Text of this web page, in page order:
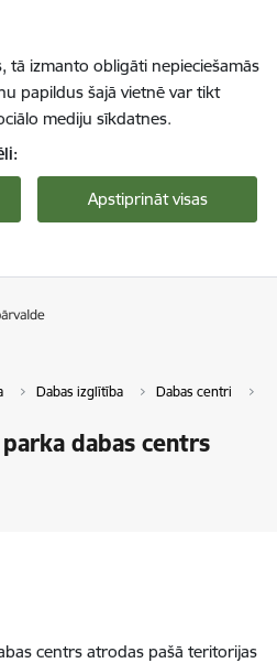
tā izmanto obligāti nepieciešamās
papildus šajā vietnē var tikt
mediju sīkdatnes.
Apstiprināt visas
Dabas izglītība Dabas centri
dabas centrs
centrs atrodas pašā teritorijas